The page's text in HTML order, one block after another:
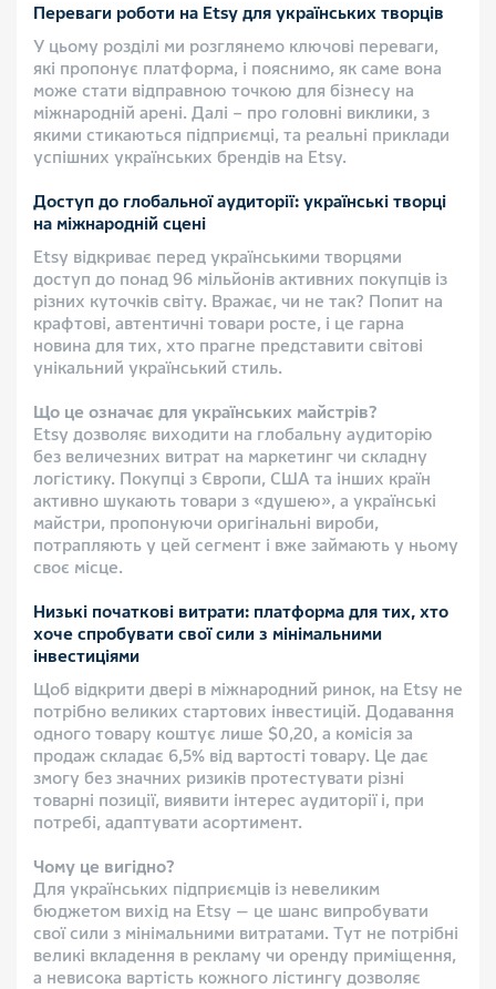
Переваги роботи на Etsy для українських творців
У цьому розділі ми розглянемо ключові переваги,
які пропонує платформа, і пояснимо, як саме вона
може стати відправною точкою для бізнесу на
міжнародній арені. Далі – про головні виклики, з
якими стикаються підприємці, та реальні приклади
успішних українських брендів на Etsy.
Доступ до глобальної аудиторії: українські творці
на міжнародній сцені
Etsy відкриває перед українськими творцями
доступ до понад 96 мільйонів активних покупців із
різних куточків світу. Вражає, чи не так? Попит на
крафтові, автентичні товари росте, і це гарна
новина для тих, хто прагне представити світові
унікальний український стиль.
Що це означає для українських майстрів?
Etsy дозволяє виходити на глобальну аудиторію
без величезних витрат на маркетинг чи складну
логістику. Покупці з Європи, США та інших країн
активно шукають товари з «душею», а українські
майстри, пропонуючи оригінальні вироби,
потрапляють у цей сегмент і вже займають у ньому
своє місце.
Низькі початкові витрати: платформа для тих, хто
хоче спробувати свої сили з мінімальними
інвестиціями
Щоб відкрити двері в міжнародний ринок, на Etsy не
потрібно великих стартових інвестицій. Додавання
одного товару коштує лише $0,20, а комісія за
продаж складає 6,5% від вартості товару. Це дає
змогу без значних ризиків протестувати різні
товарні позиції, виявити інтерес аудиторії і, при
потребі, адаптувати асортимент.
Чому це вигідно?
Для українських підприємців із невеликим
бюджетом вихід на Etsy — це шанс випробувати
свої сили з мінімальними витратами. Тут не потрібні
великі вкладення в рекламу чи оренду приміщення,
а невисока вартість кожного лістингу дозволяє